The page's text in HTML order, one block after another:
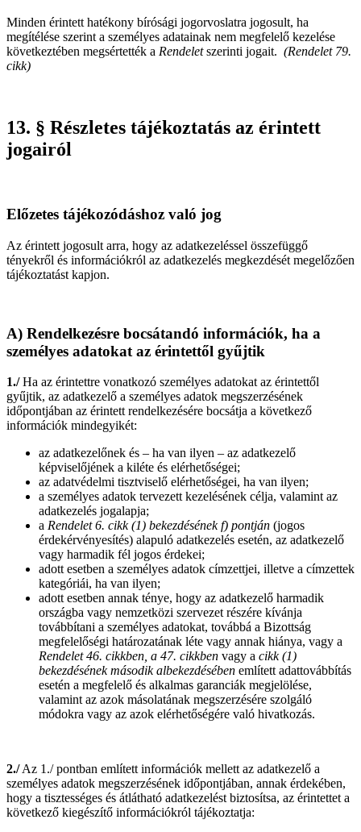
Minden érintett hatékony bírósági jogorvoslatra jogosult, ha
megítélése szerint a személyes adatainak nem megfelelő kezelése
következtében megsértették a Rendeletszerinti jogait. (Rendelet 79.
cikk)
13. § Részletes tájékoztatás az érintett
jogairól
Előzetes tájékozódáshoz való jog
Az érintett jogosult arra, hogy az adatkezeléssel összefüggő
tényekről és információkról az adatkezelés megkezdését megelőzően
tájékoztatást kapjon.
A) Rendelkezésre bocsátandó információk, ha a
személyes adatokat az érintettől gyűjtik
1./Ha az érintettre vonatkozó személyes adatokat az érintettől
gyűjtik, az adatkezelő a személyes adatok megszerzésének
időpontjában az érintett rendelkezésére bocsátja a következő
információk mindegyikét:
az adatkezelőnek és – ha van ilyen – az adatkezelő
képviselőjének a kiléte és elérhetőségei;
az adatvédelmi tisztviselő elérhetőségei, ha van ilyen;
a személyes adatok tervezett kezelésének célja, valamint az
adatkezelés jogalapja;
a Rendelet 6. cikk (1) bekezdésének f) pontján (jogos
érdekérvényesítés) alapuló adatkezelés esetén, az adatkezelő
vagy harmadik fél jogos érdekei;
adott esetben a személyes adatok címzettjei, illetve a címzettek
kategóriái, ha van ilyen;
adott esetben annak ténye, hogy az adatkezelő harmadik
országba vagy nemzetközi szervezet részére kívánja
továbbítani a személyes adatokat, továbbá a Bizottság
megfelelőségi határozatának léte vagy annak hiánya, vagy a
Rendelet 46. cikkben, a 47. cikkben vagy a cikk (1)
bekezdésének második albekezdésében említett adattovábbítás
esetén a megfelelő és alkalmas garanciák megjelölése,
valamint az azok másolatának megszerzésére szolgáló
módokra vagy az azok elérhetőségére való hivatkozás.
2./Az 1./ pontban említett információk mellett az adatkezelő a
személyes adatok megszerzésének időpontjában, annak érdekében,
hogy a tisztességes és átlátható adatkezelést biztosítsa, az érintettet a
következő kiegészítő információkról tájékoztatja: